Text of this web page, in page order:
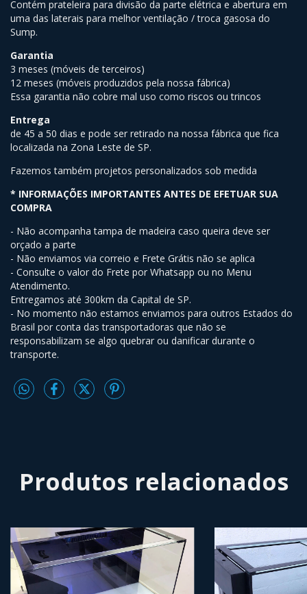
Contém prateleira para divisão da parte elétrica e abertura em
uma das laterais para melhor ventilação / troca gasosa do
Sump.
Garantia
3 meses (móveis de terceiros)
12 meses (móveis produzidos pela nossa fábrica)
Essa garantia não cobre mal uso como riscos ou trincos
Entrega
de 45 a 50 dias e pode ser retirado na nossa fábrica que fica
localizada na Zona Leste de SP.
Fazemos também projetos personalizados sob medida
* INFORMAÇÕES IMPORTANTES ANTES DE EFETUAR SUA
COMPRA
- Não acompanha tampa de madeira caso queira deve ser
orçado a parte
- Não enviamos via correio e Frete Grátis não se aplica
- Consulte o valor do Frete por Whatsapp ou no Menu
Atendimento.
Entregamos até 300km da Capital de SP.
- No momento não estamos enviamos para outros Estados do
Brasil por conta das transportadoras que não se
responsabilizam se algo quebrar ou danificar durante o
transporte.
Produtos relacionados